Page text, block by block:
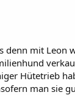
mit Leon
Hütetrieb
man sie